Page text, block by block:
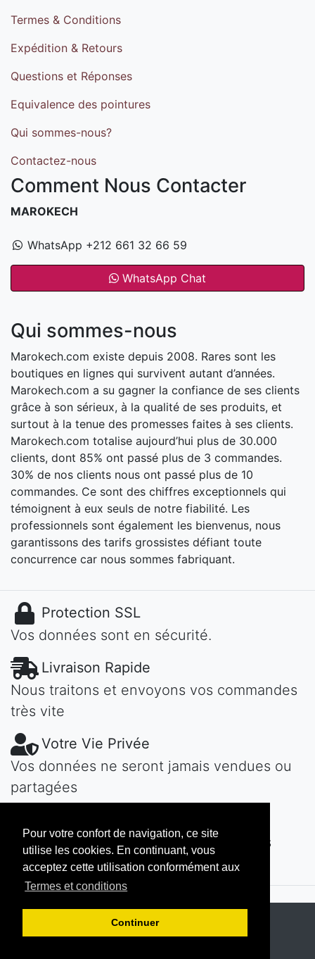
Pour votre confort de navigation, ce site
utilise les cookies. En continuant, vous
acceptez cette utilisation conformément aux
Termes et conditions
Continuer
Termes & Conditions
Expédition & Retours
Questions et Réponses
Equivalence des pointures
Qui sommes-nous?
Contactez-nous
Comment Nous Contacter
MAROKECH
WhatsApp +212 661 32 66 59
WhatsApp Chat
Qui sommes-nous
Marokech.com existe depuis 2008. Rares sont les
boutiques en lignes qui survivent autant d’années.
Marokech.com a su gagner la confiance de ses clients
grâce à son sérieux, à la qualité de ses produits, et
surtout à la tenue des promesses faites à ses clients.
Marokech.com totalise aujourd’hui plus de 30.000
clients, dont 85% ont passé plus de 3 commandes.
30% de nos clients nous ont passé plus de 10
commandes. Ce sont des chiffres exceptionnels qui
témoignent à eux seuls de notre fiabilité. Les
professionnels sont également les bienvenus, nous
garantissons des tarifs grossistes défiant toute
concurrence car nous sommes fabriquant.
Protection SSL
Vos données sont en sécurité.
Livraison Rapide
Nous traitons et envoyons vos commandes
très vite
Votre Vie Privée
Vos données ne seront jamais vendues ou
partagées
Contactez-nous! Nous vous répondons
vite...
Copyright © 2026